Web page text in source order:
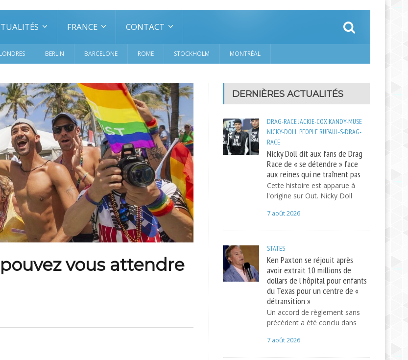
FRANCE CONTACT
LONDRES BERLIN BARCELONE ROME STOCKHOLM MONTRÉAL
vous attendre
DERNIÈRES ACTUALITÉS
DRAG-RACEJACKIE-COX KANDY-MUSE
NICKY-DOLL PEOPLE RUPAUL-S-DRAG-
RACE
Nicky Doll dit aux fans de Drag
Race de « se détendre » face
aux reines qui ne traînent pas
Cette histoire est apparue à
l'origine sur Out. Nicky Doll
7 août 2026
STATES
Ken Paxton se réjouit après
avoir extrait 10 millions de
dollars de l'hôpital pour enfants
du Texas pour un centre de «
détransition »
Un accord de règlement sans
précédent a été conclu dans
7 août 2026